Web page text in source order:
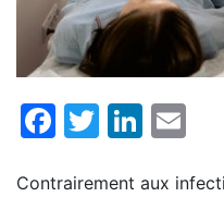
Facebook
Twitter
Contrairement aux